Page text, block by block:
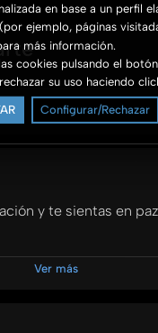
en base a un perfil
ejemplo, páginas
más información.
cookies pulsando el botón
su uso haciendo
Configurar/Rechazar
y te sientas en
sido guiados por
en sus estudios,
Ver más